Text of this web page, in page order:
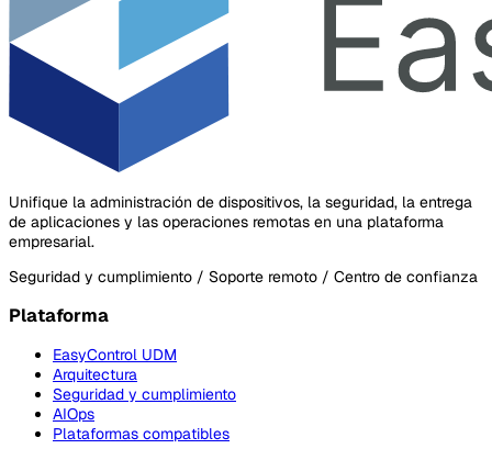
Unifique la administración de dispositivos, la seguridad, la entrega
de aplicaciones y las operaciones remotas en una plataforma
empresarial.
Seguridad y cumplimiento / Soporte remoto / Centro de confianza
Plataforma
EasyControl UDM
Arquitectura
Seguridad y cumplimiento
AIOps
Plataformas compatibles